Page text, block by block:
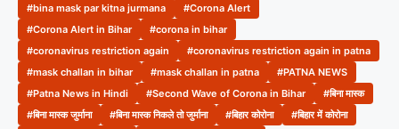
#bina mask par kitna jurmana
#Corona Alert
#Corona Alert in Bihar
#corona in bihar
#coronavirus restriction again
#coronavirus restriction again in patna
#mask challan in bihar
#mask challan in patna
#PATNA NEWS
#Patna News in Hindi
#Second Wave of Corona in Bihar
#बिना मास्क
#बिना मास्क जुर्माना
#बिना मास्क निकले तो जुर्माना #बिहार कोरोना
#बिहार में कोरोना